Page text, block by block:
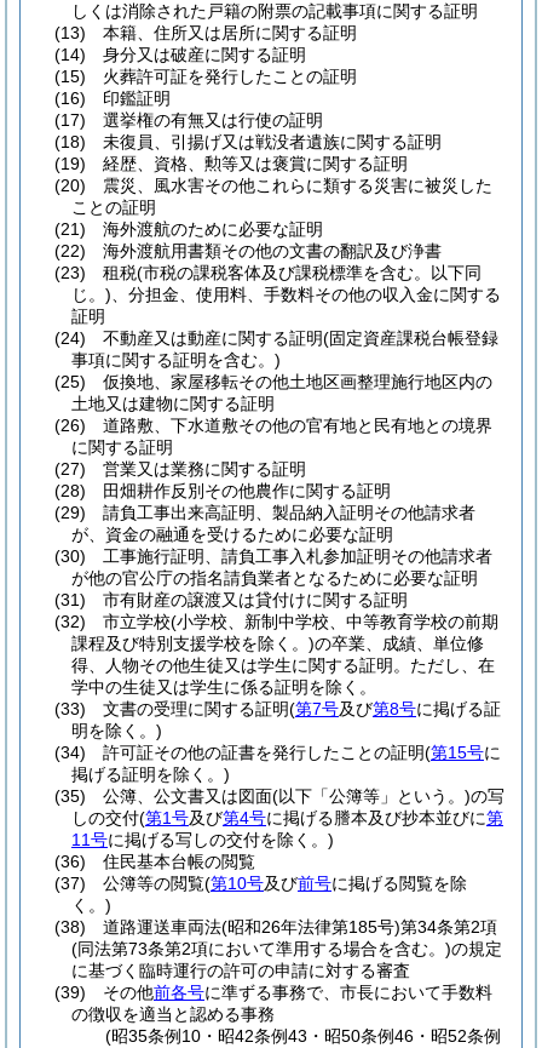
しくは消除された戸籍の附票の記載事項に関する証明
(13)
本籍、住所又は居所に関する証明
(14)
身分又は破産に関する証明
(15)
火葬許可証を発行したことの証明
(16)
印鑑証明
(17)
選挙権の有無又は行使の証明
(18)
未復員、引揚げ又は戦没者遺族に関する証明
(19)
経歴、資格、勲等又は褒賞に関する証明
(20)
震災、風水害その他これらに類する災害に被災した
ことの証明
(21)
海外渡航のために必要な証明
(22)
海外渡航用書類その他の文書の翻訳及び浄書
(23)
租税(市税の課税客体及び課税標準を含む。以下同
じ。) 、分担金、使用料、手数料その他の収入金に関する
証明
(24)
不動産又は動産に関する証明(固定資産課税台帳登録
事項に関する証明を含む。)
(25)
仮換地、家屋移転その他土地区画整理施行地区内の
土地又は建物に関する証明
(26)
道路敷、下水道敷その他の官有地と民有地との境界
に関する証明
(27)
営業又は業務に関する証明
(28)
田畑耕作反別その他農作に関する証明
(29)
請負工事出来高証明、製品納入証明その他請求者
が、資金の融通を受けるために必要な証明
(30)
工事施行証明、請負工事入札参加証明その他請求者
が他の官公庁の指名請負業者となるために必要な証明
(31)
市有財産の譲渡又は貸付けに関する証明
(32)
市立学校(小学校、新制中学校、中等教育学校の前期
課程及び特別支援学校を除く。)の卒業、成績、単位修
得、人物その他生徒又は学生に関する証明。 ただし、在
学中の生徒又は学生に係る証明を除く。
(33)
文書の受理に関する証明(第7号及び第8号に掲げる証
明を除く。)
(34)
許可証その他の証書を発行したことの証明(第15号に
掲げる証明を除く。)
(35)
公簿、公文書又は図面(以下「公簿等」という。)の写
しの交付(第1号及び第4号に掲げる謄本及び抄本並びに第
11号に掲げる写しの交付を除く。)
(36)
住民基本台帳の閲覧
(37)
公簿等の閲覧(第10号及び前号に掲げる閲覧を除
く。)
(38)
道路運送車両法(昭和26年法律第185号)第34条第2項
(同法第73条第2項において準用する場合を含む。)の規定
に基づく臨時運行の許可の申請に対する審査
(39)
その他前各号に準ずる事務で、市長において手数料
の徴収を適当と認める事務
(昭35条例10・昭42条例43・昭50条例46・昭52条例